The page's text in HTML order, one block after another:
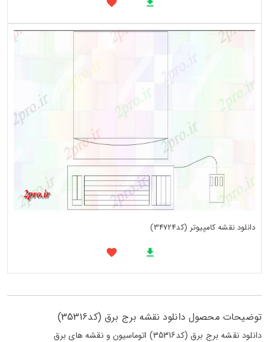
دانلود نقشه کامپیوتر (کد34724)
توضیحات محصول دانلود نقشه برج برق (کد35316)
دانلود نقشه برج برق (کد35316) اتوماسیون و نقشه های برق